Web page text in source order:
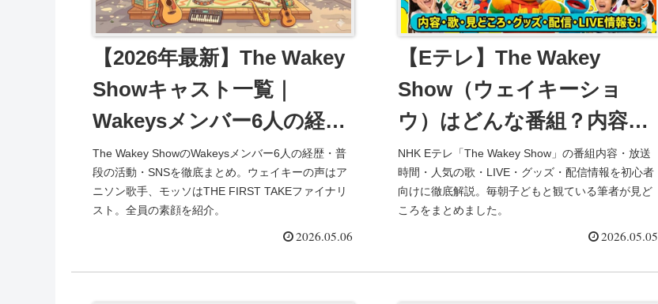
【2026年最新】The Wakey
Showキャスト一覧｜
Wakeysメンバー6人の経
歴・SNS・普段の活動まと
め
The Wakey ShowのWakeysメンバー6人の経歴・普
段の活動・SNSを徹底まとめ。ウェイキーの声はア
ニソン歌手、モッソはTHE FIRST TAKEファイナリ
スト。全員の素顔を紹介。
2026.05.06
【Eテレ】The Wakey
Show（ウェイキーショ
ウ）はどんな番組？内容・
歌・見どころを徹底解説
NHK Eテレ「The Wakey Show」の番組内容・放送
時間・人気の歌・LIVE・グッズ・配信情報を初心者
向けに徹底解説。毎朝子どもと観ている筆者が見ど
ころをまとめました。
2026.05.05